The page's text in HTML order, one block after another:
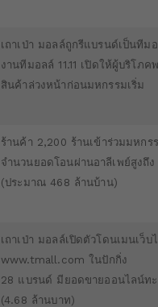
เถาเป่า มอลล์ถูกรีแบรนด์เป็นทีม
งานทีมอลล์ 11.11 เปิดให้ผู้บริโภค
สินค้าล่วงหน้าก่อนมหกรรมเริ่ม
ร้านค้า 2,200 ร้านเข้าร่วมมหกร
จำนวนยอดโอนผ่านอาลีเพย์สูงถึ
(ประมาณ 468 ล้านบ้าน)
เถาเป่า มอลล์เปิดตัวโดนเมนเว็บ
www.tmall.com ในปักกิ่ง
28 แบรนด์ มียอดขายออนไลน์ท
(4.68 ล้านบาท)